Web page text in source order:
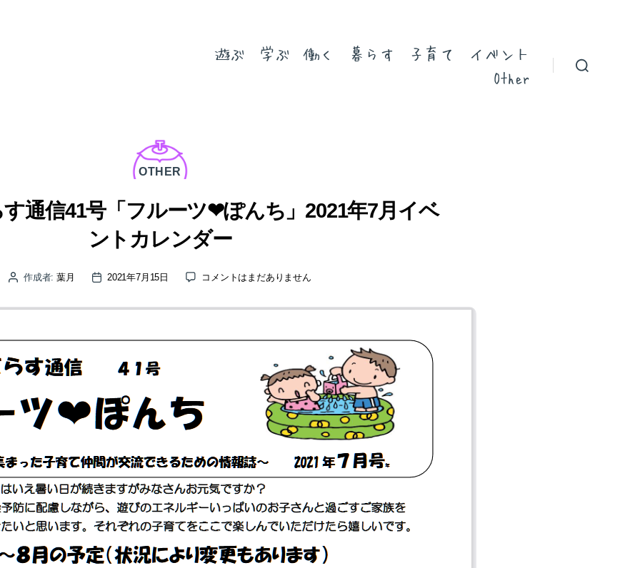
遊ぶ 学ぶ 働く 暮らす 子育て
イベント
Other
カ
テ
ゴ
OTHER
通信41号「フルーツ❤ぽんち」2021年7月イベ
ントカレンダー
投
者
作成者: 葉月
投
日
2021年7月15日
あ
ら
41
号
「フ
ツ
❤
ぽ
ん
ち」
2021
年
7
コメントはまだありません